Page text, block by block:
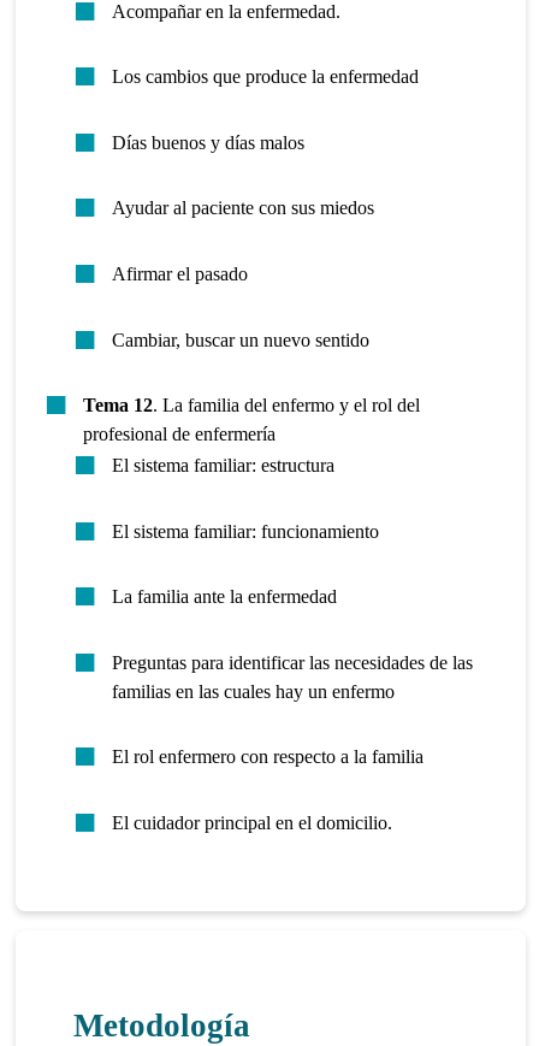
Acompañar en la enfermedad.
Los cambios que produce la enfermedad
Días buenos y días malos
Ayudar al paciente con sus miedos
Afirmar el pasado
Cambiar, buscar un nuevo sentido
Tema 12. La familia del enfermo y el rol del
profesional de enfermería
El sistema familiar: estructura
El sistema familiar: funcionamiento
La familia ante la enfermedad
Preguntas para identificar las necesidades de las
familias en las cuales hay un enfermo
El rol enfermero con respecto a la familia
El cuidador principal en el domicilio.
Metodología